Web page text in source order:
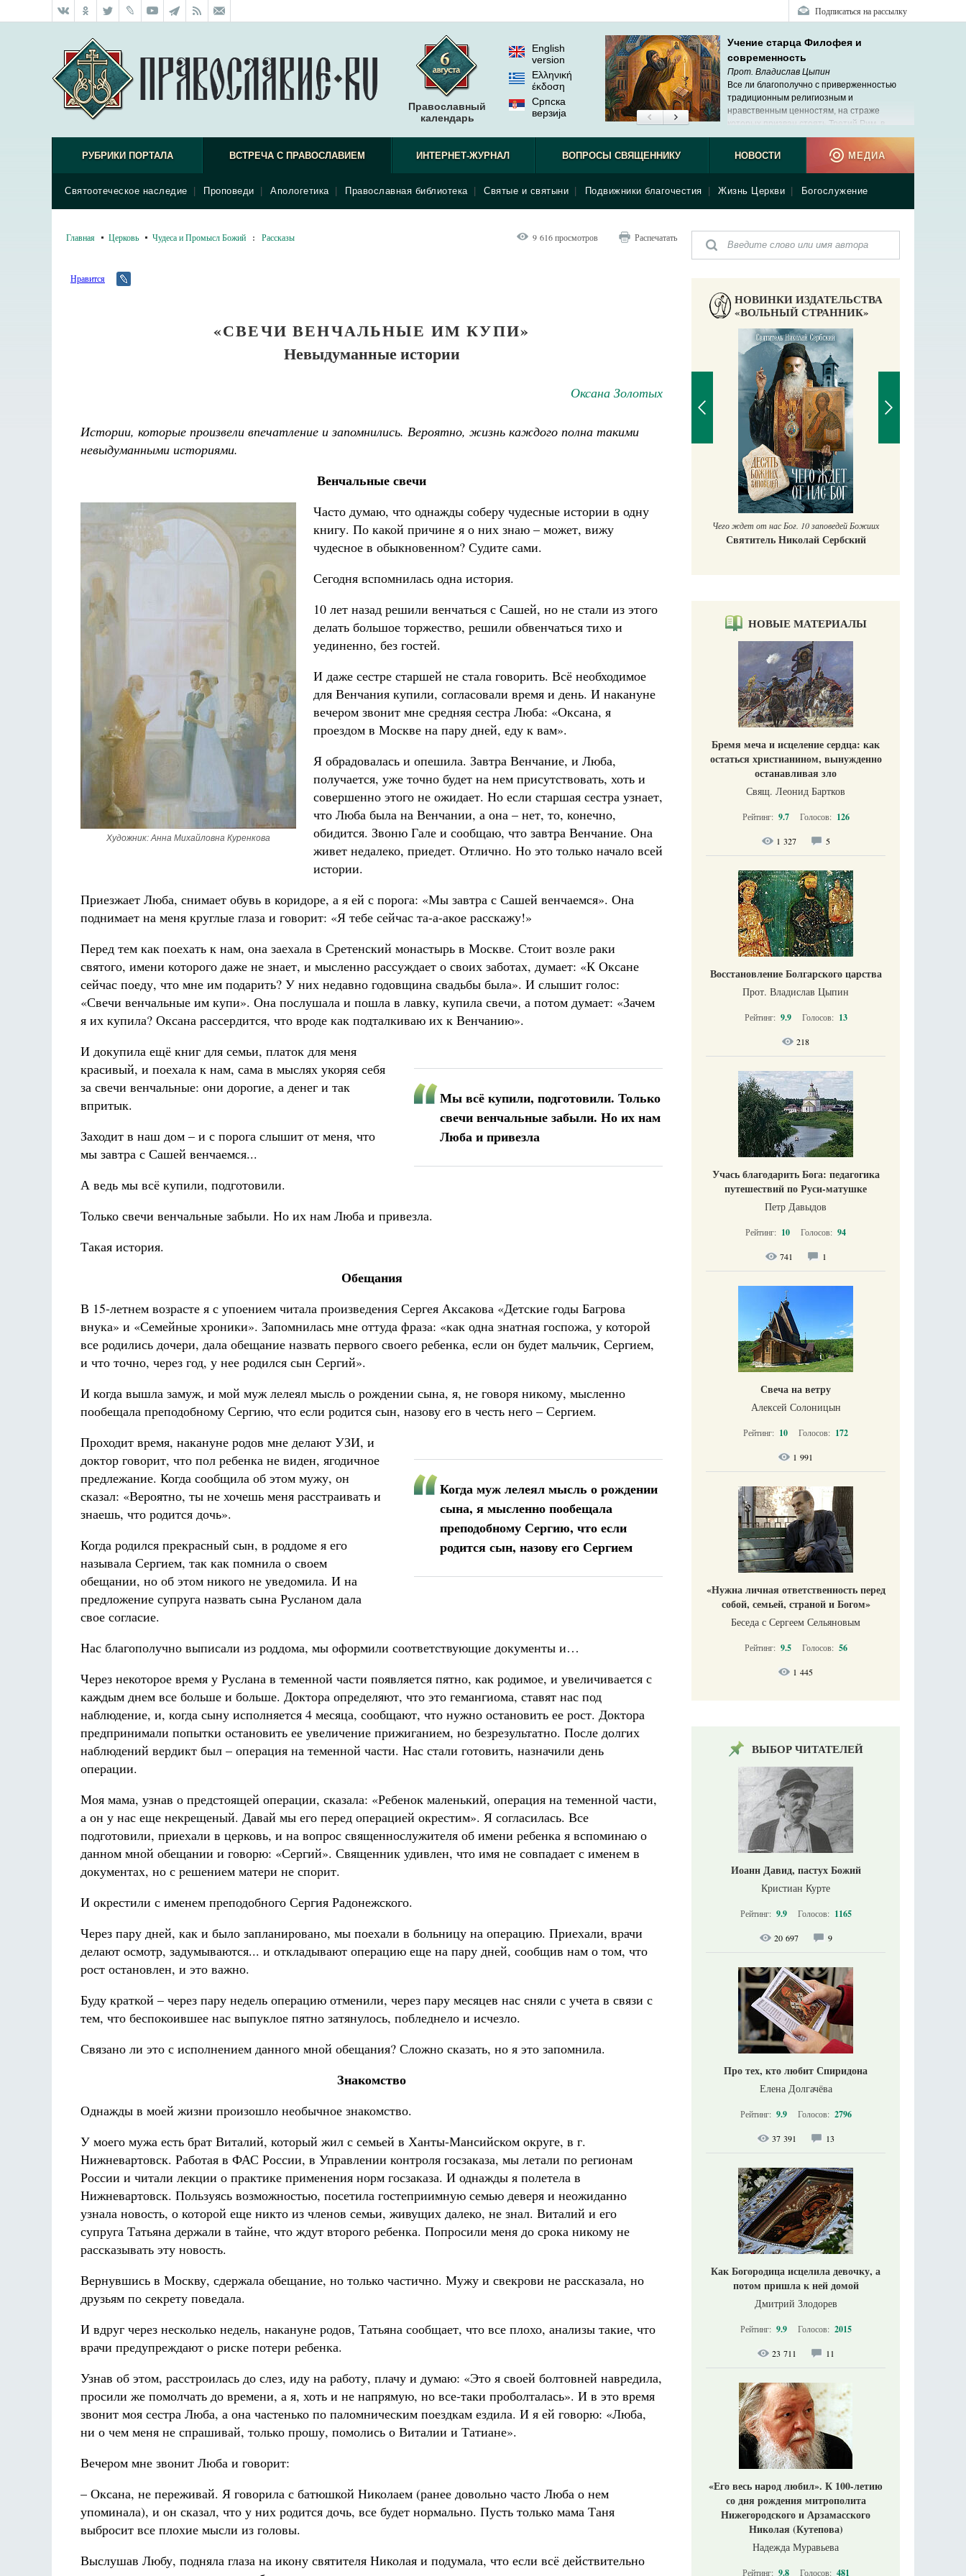
Подписаться на рассылку
Православный
календарь
English
version
Ελληνική
έκδοση
Српска
верзиjа
Учение старца Филофея и
современность
Прот. Владислав Цыпин
Все ли благополучно с приверженностью
традиционным религиозным и
нравственным ценностям, на страже
которых призван стоять Третий Рим, в
современной России?
РУБРИКИ ПОРТАЛА ВСТРЕЧА С ПРАВОСЛАВИЕМ
Святоотеческое наследие Проповеди Апологетика Православная библиотека Святые и святыни Подвижники благочестия Жизнь Церкви Богослужение
ИНТЕРНЕТ-ЖУРНАЛ ВОПРОСЫ СВЯЩЕННИКУ НОВОСТИ МЕДИА
Главная Церковь Чудеса и Промысл Божий : Рассказы 9 616 просмотров Распечатать
Нравится
«СВЕЧИ ВЕНЧАЛЬНЫЕ ИМ КУПИ»
Невыдуманные истории
Оксана Золотых
Истории, которые произвели впечатление и запомнились. Вероятно, жизнь каждого полна такими
невыдуманными историями.
Венчальные свечи
Художник: Анна Михайловна Куренкова
Часто думаю, что однажды соберу чудесные истории в одну
книгу. По какой причине я о них знаю – может, вижу
чудесное в обыкновенном? Судите сами.
Сегодня вспомнилась одна история.
10 лет назад решили венчаться с Сашей, но не стали из этого
делать большое торжество, решили обвенчаться тихо и
уединенно, без гостей.
И даже сестре старшей не стала говорить. Всё необходимое
для Венчания купили, согласовали время и день. И накануне
вечером звонит мне средняя сестра Люба: «Оксана, я
проездом в Москве на пару дней, еду к вам».
Я обрадовалась и опешила. Завтра Венчание, и Люба,
получается, уже точно будет на нем присутствовать, хоть и
совершенно этого не ожидает. Но если старшая сестра узнает,
что Люба была на Венчании, а она – нет, то, конечно,
обидится. Звоню Гале и сообщаю, что завтра Венчание. Она
живет недалеко, приедет. Отлично. Но это только начало всей
истории.
Приезжает Люба, снимает обувь в коридоре, а я ей с порога: «Мы завтра с Сашей венчаемся». Она
поднимает на меня круглые глаза и говорит: «Я тебе сейчас та-а-акое расскажу!»
Перед тем как поехать к нам, она заехала в Сретенский монастырь в Москве. Стоит возле раки
святого, имени которого даже не знает, и мысленно рассуждает о своих заботах, думает: «К Оксане
сейчас поеду, что мне им подарить? У них недавно годовщина свадьбы была». И слышит голос:
«Свечи венчальные им купи». Она послушала и пошла в лавку, купила свечи, а потом думает: «Зачем
я их купила? Оксана рассердится, что вроде как подталкиваю их к Венчанию».
Мы всё купили, подготовили. Только
свечи венчальные забыли. Но их нам
Люба и привезла
И докупила ещё книг для семьи, платок для меня
красивый, и поехала к нам, сама в мыслях укоряя себя
за свечи венчальные: они дорогие, а денег и так
впритык.
Заходит в наш дом – и с порога слышит от меня, что
мы завтра с Сашей венчаемся...
А ведь мы всё купили, подготовили.
Только свечи венчальные забыли. Но их нам Люба и привезла.
Такая история.
Обещания
В 15-летнем возрасте я с упоением читала произведения Сергея Аксакова «Детские годы Багрова
внука» и «Семейные хроники». Запомнилась мне оттуда фраза: «как одна знатная госпожа, у которой
все родились дочери, дала обещание назвать первого своего ребенка, если он будет мальчик, Сергием,
и что точно, через год, у нее родился сын Сергий».
И когда вышла замуж, и мой муж лелеял мысль о рождении сына, я, не говоря никому, мысленно
пообещала преподобному Сергию, что если родится сын, назову его в честь него – Сергием.
Когда муж лелеял мысль о рождении
сына, я мысленно пообещала
преподобному Сергию, что если
родится сын, назову его Сергием
Проходит время, накануне родов мне делают УЗИ, и
доктор говорит, что пол ребенка не виден, ягодичное
предлежание. Когда сообщила об этом мужу, он
сказал: «Вероятно, ты не хочешь меня расстраивать и
знаешь, что родится дочь».
Когда родился прекрасный сын, в роддоме я его
называла Сергием, так как помнила о своем
обещании, но об этом никого не уведомила. И на
предложение супруга назвать сына Русланом дала
свое согласие.
Нас благополучно выписали из роддома, мы оформили соответствующие документы и…
Через некоторое время у Руслана в теменной части появляется пятно, как родимое, и увеличивается с
каждым днем все больше и больше. Доктора определяют, что это гемангиома, ставят нас под
наблюдение, и, когда сыну исполняется 4 месяца, сообщают, что нужно остановить ее рост. Доктора
предпринимали попытки остановить ее увеличение прижиганием, но безрезультатно. После долгих
наблюдений вердикт был – операция на теменной части. Нас стали готовить, назначили день
операции.
Моя мама, узнав о предстоящей операции, сказала: «Ребенок маленький, операция на теменной части,
а он у нас еще некрещеный. Давай мы его перед операцией окрестим». Я согласилась. Все
подготовили, приехали в церковь, и на вопрос священнослужителя об имени ребенка я вспоминаю о
данном мной обещании и говорю: «Сергий». Священник удивлен, что имя не совпадает с именем в
документах, но с решением матери не спорит.
И окрестили с именем преподобного Сергия Радонежского.
Через пару дней, как и было запланировано, мы поехали в больницу на операцию. Приехали, врачи
делают осмотр, задумываются... и откладывают операцию еще на пару дней, сообщив нам о том, что
рост остановлен, и это важно.
Буду краткой – через пару недель операцию отменили, через пару месяцев нас сняли с учета в связи с
тем, что беспокоившее нас выпуклое пятно затянулось, побледнело и исчезло.
Связано ли это с исполнением данного мной обещания? Сложно сказать, но я это запомнила.
Знакомство
Однажды в моей жизни произошло необычное знакомство.
У моего мужа есть брат Виталий, который жил с семьей в Ханты-Мансийском округе, в г.
Нижневартовск. Работая в ФАС России, в Управлении контроля госзаказа, мы летали по регионам
России и читали лекции о практике применения норм госзаказа. И однажды я полетела в
Нижневартовск. Пользуясь возможностью, посетила гостеприимную семью деверя и неожиданно
узнала новость, о которой еще никто из членов семьи, живущих далеко, не знал. Виталий и его
супруга Татьяна держали в тайне, что ждут второго ребенка. Попросили меня до срока никому не
рассказывать эту новость.
Вернувшись в Москву, сдержала обещание, но только частично. Мужу и свекрови не рассказала, но
друзьям по секрету поведала.
И вдруг через несколько недель, накануне родов, Татьяна сообщает, что все плохо, анализы такие, что
врачи предупреждают о риске потери ребенка.
Узнав об этом, расстроилась до слез, иду на работу, плачу и думаю: «Это я своей болтовней навредила,
просили же помолчать до времени, а я, хоть и не напрямую, но все-таки проболталась». И в это время
звонит моя сестра Люба, а она частенько по паломническим поездкам ездила. И я ей говорю: «Люба,
ни о чем меня не спрашивай, только прошу, помолись о Виталии и Татиане».
Вечером мне звонит Люба и говорит:
– Оксана, не переживай. Я говорила с батюшкой Николаем (ранее довольно часто Люба о нем
упоминала), и он сказал, что у них родится дочь, все будет нормально. Пусть только мама Таня
выбросит все плохие мысли из головы.
Выслушав Любу, подняла глаза на икону святителя Николая и подумала, что если всё действительно
НОВИНКИ ИЗДАТЕЛЬСТВА
«ВОЛЬНЫЙ СТРАННИК»
Как найти своё место в жизни
Кирилл Мурышев
Роман Котов Чего ждет от нас Бог. 10 заповедей Божиих
Святитель Николай Сербский
НОВЫЕ МАТЕРИАЛЫ
Бремя меча и исцеление сердца: как
остаться христианином, вынужденно
останавливая зло
Свящ. Леонид Бартков
Рейтинг: 9.7 Голосов: 126
1 327 5
Восстановление Болгарского царства
Прот. Владислав Цыпин
Рейтинг: 9.9 Голосов: 13
218
Учась благодарить Бога: педагогика
путешествий по Руси-матушке
Петр Давыдов
Рейтинг: 10 Голосов: 94
741 1
Свеча на ветру
Алексей Солоницын
Рейтинг: 10 Голосов: 172
1 991
«Нужна личная ответственность перед
собой, семьей, страной и Богом»
Беседа с Сергеем Сельяновым
Рейтинг: 9.5 Голосов: 56
1 445
ВЫБОР ЧИТАТЕЛЕЙ
Иоанн Давид, пастух Божий
Кристиан Курте
Рейтинг: 9.9 Голосов: 1165
20 697 9
Про тех, кто любит Спиридона
Елена Долгачёва
Рейтинг: 9.9 Голосов: 2796
37 391 13
Как Богородица исцелила девочку, а
потом пришла к ней домой
Дмитрий Злодорев
Рейтинг: 9.9 Голосов: 2015
23 711 11
«Его весь народ любил». К 100-летию
со дня рождения митрополита
Нижегородского и Арзамасского
Николая (Кутепова)
Надежда Муравьева
Рейтинг: 9.8 Голосов: 481